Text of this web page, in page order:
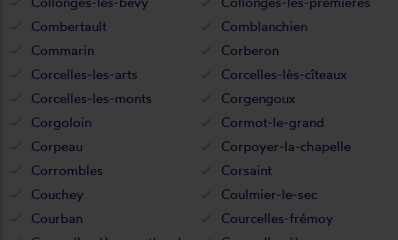
Combertault
Comblanchien
Commarin
Corberon
Corcelles-les-arts
Corcelles-lès-cîteaux
Corcelles-les-monts
Corgengoux
Corgoloin
Cormot-le-grand
Corpeau
Corpoyer-la-chapelle
Corrombles
Corsaint
Couchey
Coulmier-le-sec
Courban
Courcelles-frémoy